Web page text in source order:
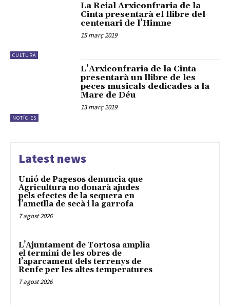
CULTURA
La Reial Arxiconfraria de la
Cinta presentarà el llibre del
centenari de l’Himne
15 març 2019
NOTÍCIES
L’Arxiconfraria de la Cinta
presentarà un llibre de les
peces musicals dedicades a la
Mare de Déu
13 març 2019
Latest news
Unió de Pagesos denuncia que
Agricultura no donarà ajudes
pels efectes de la sequera en
l’ametlla de secà i la garrofa
7 agost 2026
L’Ajuntament de Tortosa amplia
el termini de les obres de
l’aparcament dels terrenys de
Renfe per les altes temperatures
7 agost 2026